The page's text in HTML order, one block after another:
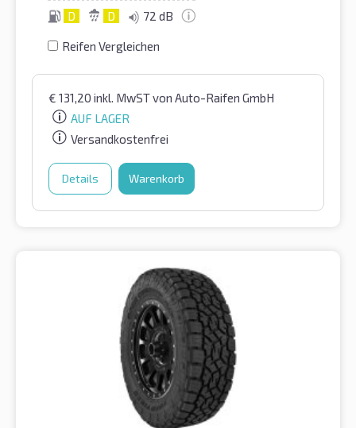
D D 72 dB
Reifen Vergleichen
€ 131,20 inkl. MwSTvon Auto-Raifen GmbH
AUF LAGER
Versandkostenfrei
Details Warenkorb